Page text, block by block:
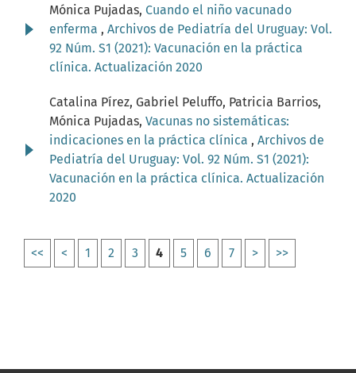
Mónica Pujadas, Cuando el niño vacunado
enferma , Archivos de Pediatría del Uruguay: Vol.
92 Núm. S1 (2021): Vacunación en la práctica
clínica. Actualización 2020
Catalina Pírez, Gabriel Peluffo, Patricia Barrios,
Mónica Pujadas, Vacunas no sistemáticas:
indicaciones en la práctica clínica , Archivos de
Pediatría del Uruguay: Vol. 92 Núm. S1 (2021):
Vacunación en la práctica clínica. Actualización
2020
<< < 1 2 3 4 5 6 7 > >>